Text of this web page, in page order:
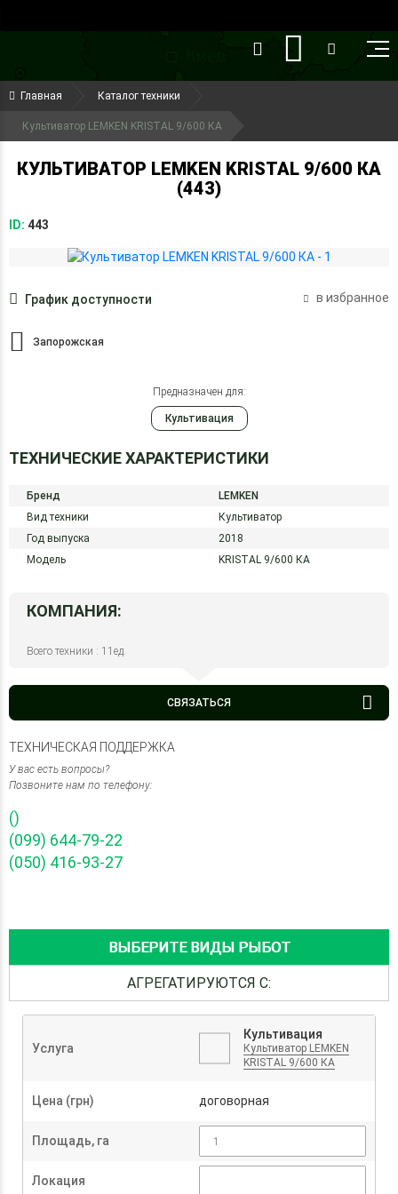
(099) 644-79-22
(050) 416-93-27
Главная Каталог техники
Культиватор LEMKEN KRISTAL 9/600 КА
КУЛЬТИВАТОР LEMKEN KRISTAL 9/600 КА
(443)
ID: 443
График доступности в избранное
Запорожская
Предназначен для:
Культивация
ТЕХНИЧЕСКИЕ ХАРАКТЕРИСТИКИ
Бренд
LEMKEN
Вид техники
Культиватор
Год выпуска
2018
Модель
KRISTAL 9/600 КА
КОМПАНИЯ:
Всего техники : 11ед.
СВЯЗАТЬСЯ
ТЕХНИЧЕСКАЯ ПОДДЕРЖКА
У вас есть вопросы?
Позвоните нам по телефону:
()
(099) 644-79-22
(050) 416-93-27
ВЫБЕРИТЕ ВИДЫ РЫБОТ
АГРЕГАТИРУЮТСЯ С:
Услуга
Культивация
Культиватор LEMKEN
KRISTAL 9/600 КА
Цена (грн) договорная
Площадь, га
Локация